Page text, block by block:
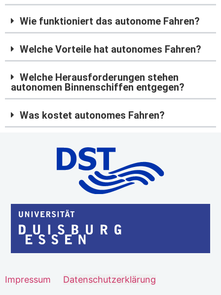
Wie funktioniert das autonome Fahren?
Welche Vorteile hat autonomes Fahren?
Welche Herausforderungen stehen
autonomen Binnenschiffen entgegen?
Was kostet autonomes Fahren?
Impressum Datenschutzerklärung